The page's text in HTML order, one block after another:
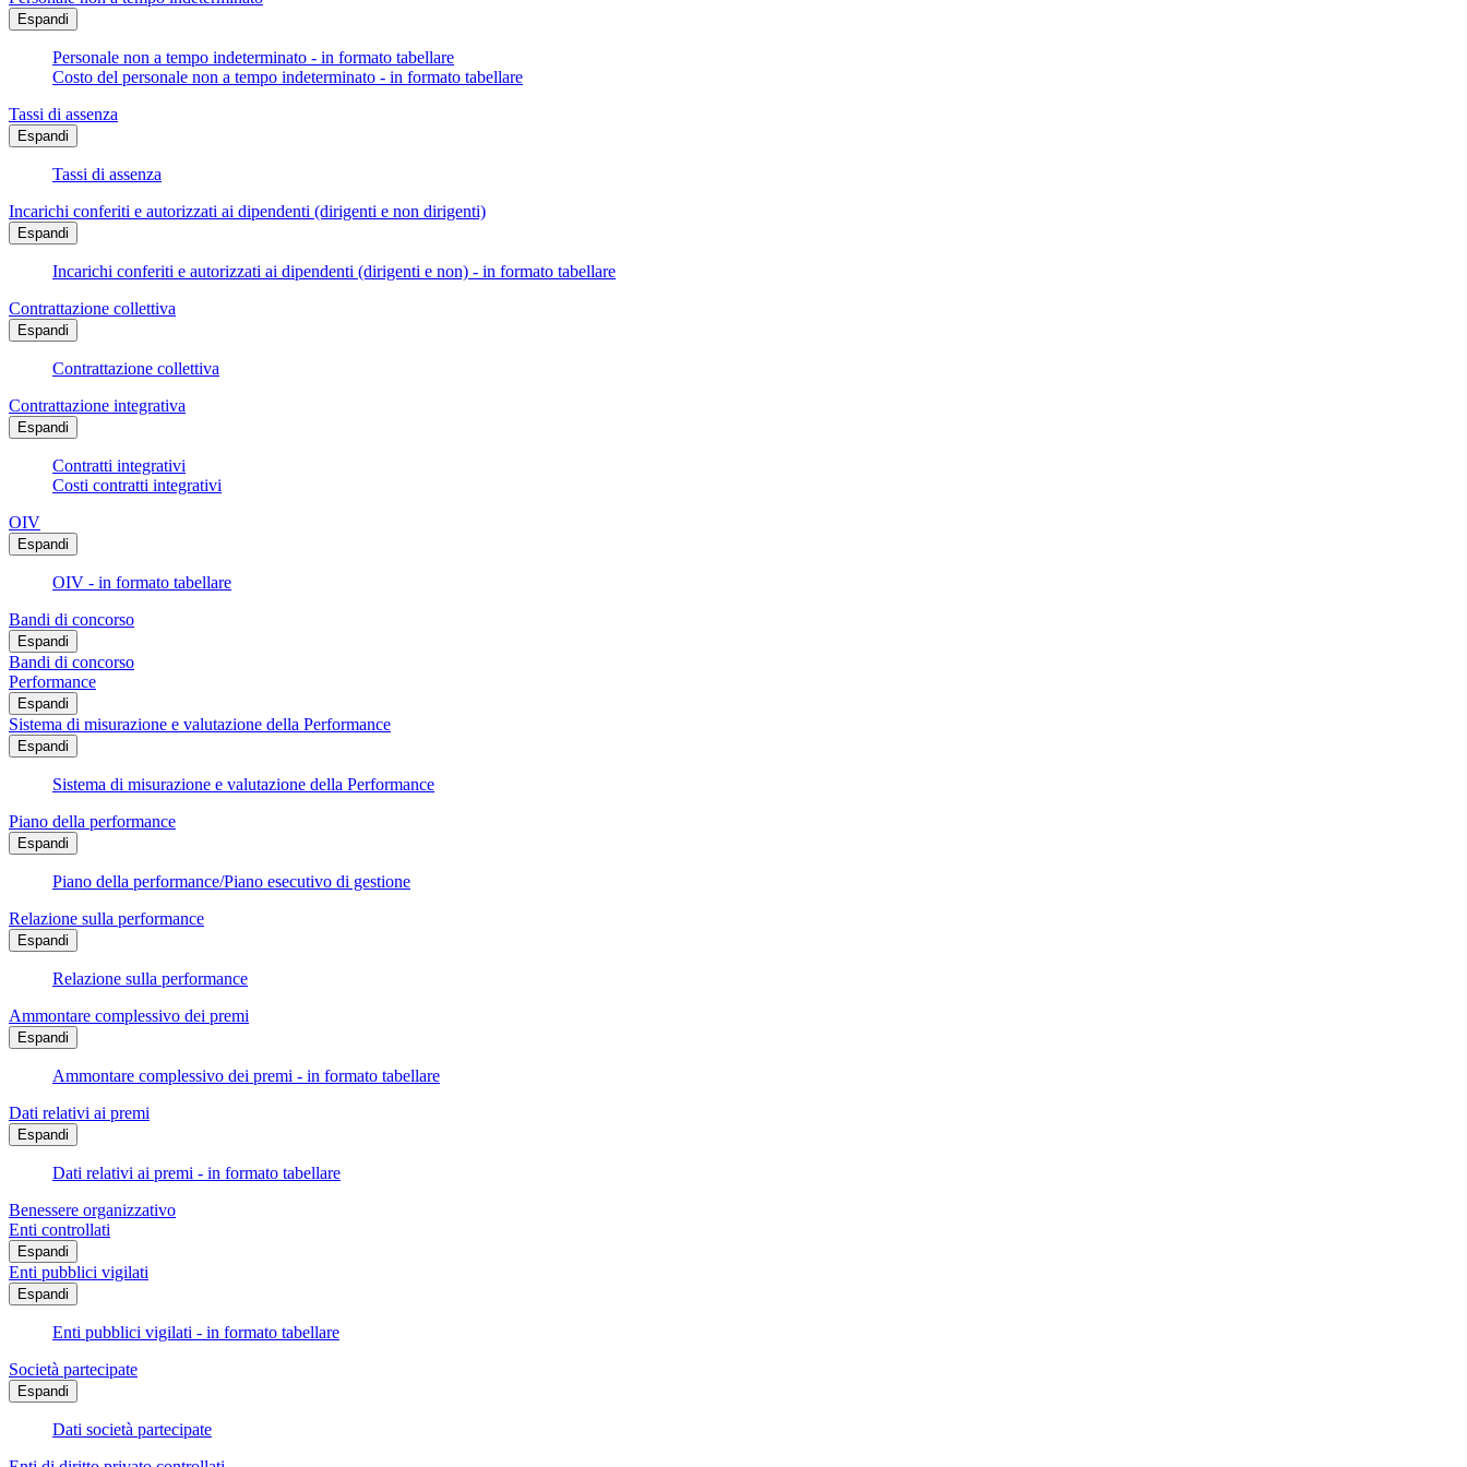
Espandi
Personale non a tempo indeterminato - in formato tabellare
Costo del personale non a tempo indeterminato - in formato tabellare
Tassi di assenza
Espandi
Tassi di assenza
Incarichi conferiti e autorizzati ai dipendenti (dirigenti e non dirigenti)
Espandi
Incarichi conferiti e autorizzati ai dipendenti (dirigenti e non) - in formato tabellare
Contrattazione collettiva
Espandi
Contrattazione collettiva
Contrattazione integrativa
Espandi
Contratti integrativi
Costi contratti integrativi
OIV
Espandi
OIV - in formato tabellare
Bandi di concorso
Espandi
Bandi di concorso
Performance
Espandi
Sistema di misurazione e valutazione della Performance
Espandi
Sistema di misurazione e valutazione della Performance
Piano della performance
Espandi
Piano della performance/Piano esecutivo di gestione
Relazione sulla performance
Espandi
Relazione sulla performance
Ammontare complessivo dei premi
Espandi
Ammontare complessivo dei premi - in formato tabellare
Dati relativi ai premi
Espandi
Dati relativi ai premi - in formato tabellare
Benessere organizzativo
Enti controllati
Espandi
Enti pubblici vigilati
Espandi
Enti pubblici vigilati - in formato tabellare
Società partecipate
Espandi
Dati società partecipate